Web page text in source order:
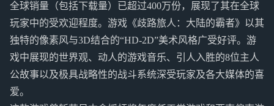
全球销量（包括下载量）已超过400万份，展现了其在全球
玩家中的受欢迎程度。游戏《歧路旅人：大陆的霸者》以其
独特的像素风与3D结合的“HD-2D”美术风格广受好评。游
戏中展现的世界观、动人的游戏音乐、引人入胜的8位主人
公故事以及极具战略性的战斗系统深受玩家及各大媒体的喜
爱。